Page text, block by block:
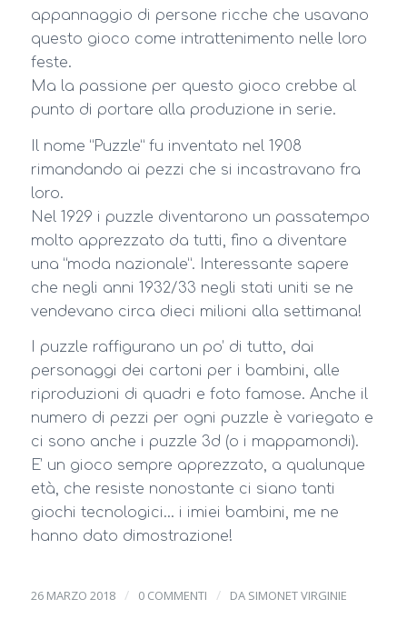
appannaggio di persone ricche che usavano
questo gioco come intrattenimento nelle loro
feste.
Ma la passione per questo gioco crebbe al
punto di portare alla produzione in serie.
Il nome “Puzzle” fu inventato nel 1908
rimandando ai pezzi che si incastravano fra
loro.
Nel 1929 i puzzle diventarono un passatempo
molto apprezzato da tutti, fino a diventare
una “moda nazionale”. Interessante sapere
che negli anni 1932/33 negli stati uniti se ne
vendevano circa dieci milioni alla settimana!
I puzzle raffigurano un po’ di tutto, dai
personaggi dei cartoni per i bambini, alle
riproduzioni di quadri e foto famose. Anche il
numero di pezzi per ogni puzzle è variegato e
ci sono anche i puzzle 3d (o i mappamondi).
E’ un gioco sempre apprezzato, a qualunque
età, che resiste nonostante ci siano tanti
giochi tecnologici… i imiei bambini, me ne
hanno dato dimostrazione!
26 MARZO 2018 / 0 COMMENTI / DA SIMONET VIRGINIE